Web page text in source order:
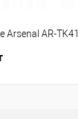
Arsenal AR-